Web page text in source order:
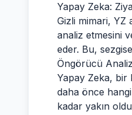
Yapay Zeka:
Gizli mimari, YZ
analiz etmesini
eder. Bu,
Öngörücü
Yapay Zeka, bir
daha önce
kadar yakın